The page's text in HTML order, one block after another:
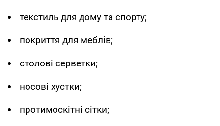
текстиль для дому та спорту;
покриття для меблів;
столові серветки;
носові хустки;
протимоскітні сітки;